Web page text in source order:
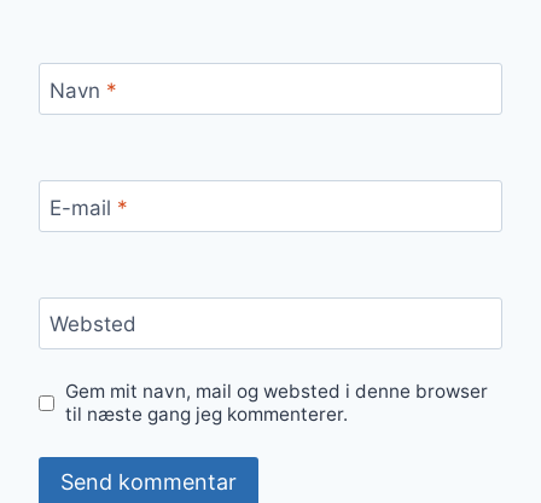
Navn *
E-mail *
Websted
Gem mit navn, mail og websted i denne browser
til næste gang jeg kommenterer.